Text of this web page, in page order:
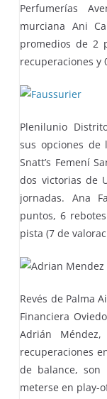
Perfumerías
murciana Ani
promedios de 2
recuperaciones y
Plenilunio
sus opciones de
Snatt’s Femení
dos victorias de
jornadas. Ana
puntos, 6
pista (7 de
Revés de Palma
Financiera
Adrián
recuperaciones
de balance, son
meterse en play-